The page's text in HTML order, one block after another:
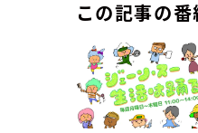
この記事の番